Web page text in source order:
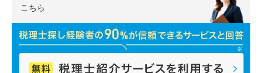
こちら